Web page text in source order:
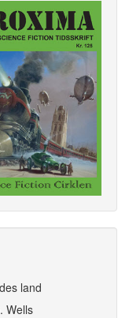
land
Wells